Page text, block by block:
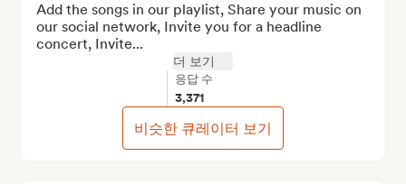
Add the songs in our playlist, Share your music on
our social network, Invite you for a headline
concert, Invite...
더 보기
응답 수
3,371
비슷한 큐레이터 보기